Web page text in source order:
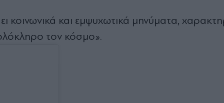
κοινωνικά και εμψυχωτικά μηνύματα,
τον κόσμο».